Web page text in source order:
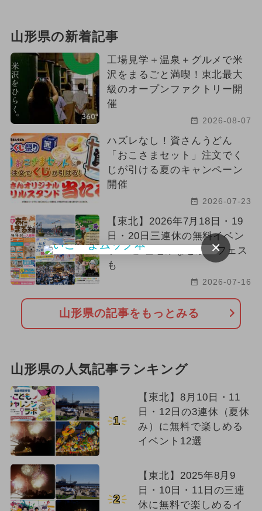
山形県の新着記事
工場見学＋温泉＋グルメで米
沢をまるごと満喫！東北最大
級のオープンファクトリー開
催
2026-08-07
ハズレなし！資さんうどん
「おこさまセット」注文でく
じが引ける夏のキャンペーン
開催
2026-07-23
【東北】2026年7月18日・19
日・20日三連休の無料イベン
ト10選 塩竈みなと祭＆フェス
も
2026-07-16
山形県の記事をもっとみる
山形県の人気記事ランキング
1
【東北】8月10日・11
日・12日の3連休（夏休
み）に無料で楽しめる
イベント12選
2
【東北】2025年8月9
日・10日・11日の三連
休に無料で楽しめるイ
×